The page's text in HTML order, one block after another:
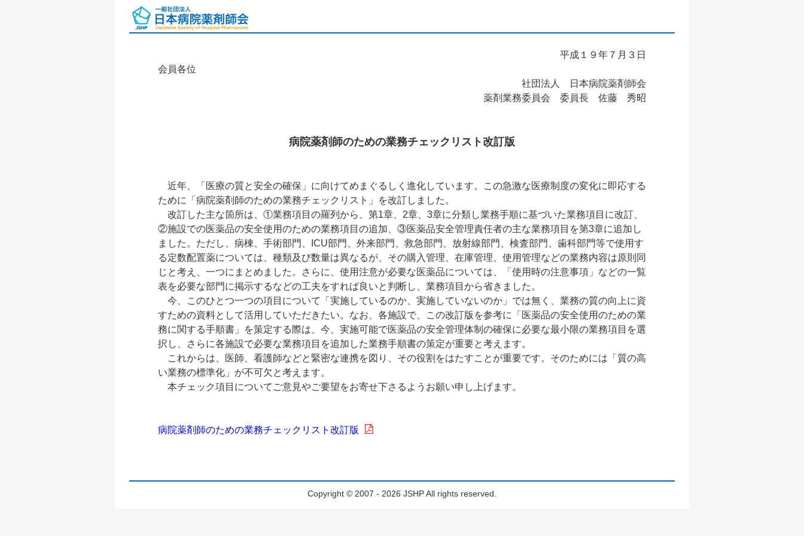
平成１９年７月３日
会員各位
社団法人 日本病院薬剤師会
薬剤業務委員会 委員長 佐藤 秀昭
病院薬剤師のための業務チェックリスト改訂版
近年、「医療の質と安全の確保」に向けてめまぐるしく進化しています。この急激な医療制度の変化に即応する
ために「病院薬剤師のための業務チェックリスト」を改訂しました。
改訂した主な箇所は、①業務項目の羅列から、第1章、2章、3章に分類し業務手順に基づいた業務項目に改訂、
②施設での医薬品の安全使用のための業務項目の追加、③医薬品安全管理責任者の主な業務項目を第3章に追加し
ました。ただし、病棟、手術部門、ICU部門、外来部門、救急部門、放射線部門、検査部門、歯科部門等で使用す
る定数配置薬については、種類及び数量は異なるが、その購入管理、在庫管理、使用管理などの業務内容は原則同
じと考え、一つにまとめました。さらに、使用注意が必要な医薬品については、「使用時の注意事項」などの一覧
表を必要な部門に掲示するなどの工夫をすれば良いと判断し、業務項目から省きました。
今、このひとつ一つの項目について「実施しているのか、実施していないのか」では無く、業務の質の向上に資
すための資料として活用していただきたい。なお、各施設で、この改訂版を参考に「医薬品の安全使用のための業
務に関する手順書」を策定する際は、今、実施可能で医薬品の安全管理体制の確保に必要な最小限の業務項目を選
択し、さらに各施設で必要な業務項目を追加した業務手順書の策定が重要と考えます。
これからは、医師、看護師などと緊密な連携を図り、その役割をはたすことが重要です。そのためには「質の高
い業務の標準化」が不可欠と考えます。
本チェック項目についてご意見やご要望をお寄せ下さるようお願い申し上げます。
病院薬剤師のための業務チェックリスト改訂版
Copyright © 2007 - 2026 JSHP All rights reserved.